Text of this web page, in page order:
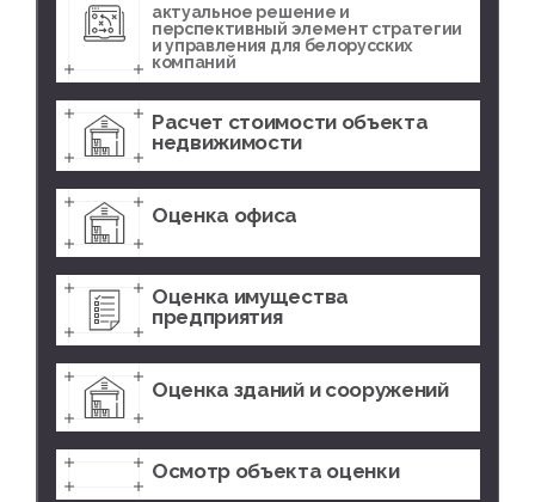
актуальное решение и
перспективный элемент стратегии
и управления для белорусских
компаний
Расчет стоимости объекта
недвижимости
Оценка офиса
Оценка имущества
предприятия
Оценка зданий и сооружений
Осмотр объекта оценки